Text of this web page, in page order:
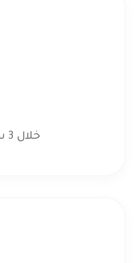
خلال 3 ساعات اثناء أوقات العمل